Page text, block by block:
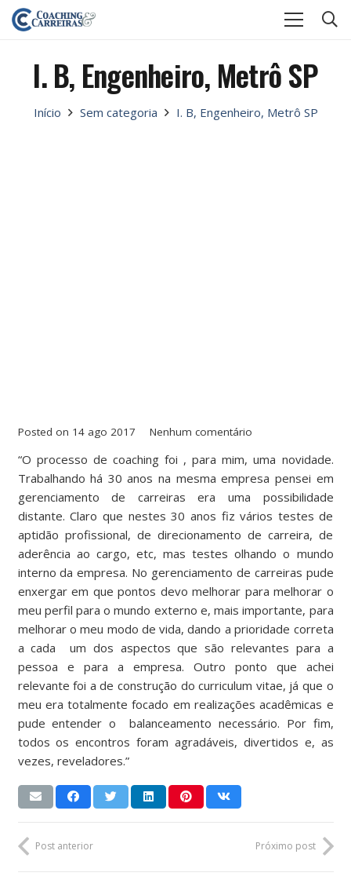
I. B, Engenheiro, Metrô SP
Início Sem categoria I. B, Engenheiro, Metrô SP
Posted on 14 ago 2017 Nenhum comentário
“O processo de coaching foi , para mim, uma novidade.
Trabalhando há 30 anos na mesma empresa pensei em
gerenciamento de carreiras era uma possibilidade
distante. Claro que nestes 30 anos fiz vários testes de
aptidão profissional, de direcionamento de carreira, de
aderência ao cargo, etc, mas testes olhando o mundo
interno da empresa. No gerenciamento de carreiras pude
enxergar em que pontos devo melhorar para melhorar o
meu perfil para o mundo externo e, mais importante, para
melhorar o meu modo de vida, dando a prioridade correta
a cada um dos aspectos que são relevantes para a
pessoa e para a empresa. Outro ponto que achei
relevante foi a de construção do curriculum vitae, já que o
meu era totalmente focado em realizações acadêmicas e
pude entender o balanceamento necessário. Por fim,
todos os encontros foram agradáveis, divertidos e, as
vezes, reveladores.”
Post anterior Próximo post